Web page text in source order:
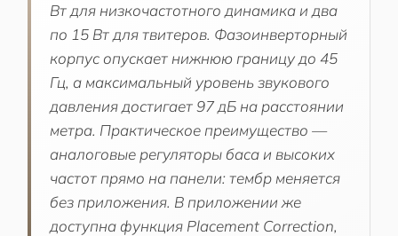
Вт для низкочастотного динамика и два
по 15 Вт для твитеров. Фазоинверторный
корпус опускает нижнюю границу до 45
Гц, а максимальный уровень звукового
давления достигает 97 дБ на расстоянии
метра. Практическое преимущество —
аналоговые регуляторы баса и высоких
частот прямо на панели: тембр меняется
без приложения. В приложении же
доступна функция Placement Correction,